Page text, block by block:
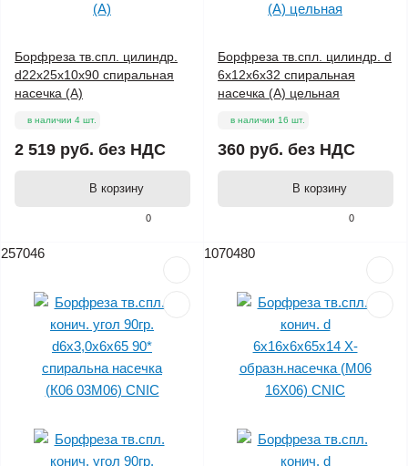
0
Борфреза тв.спл. цилиндр.
d22х25х10х90 спиральная
насечка (А)
в наличии 4 шт.
2 519 руб. без НДС
В корзину
0
Борфреза тв.спл. цилиндр. d
6х12х6х32 спиральная
насечка (А) цельная
в наличии 16 шт.
360 руб. без НДС
В корзину
257046 1070480